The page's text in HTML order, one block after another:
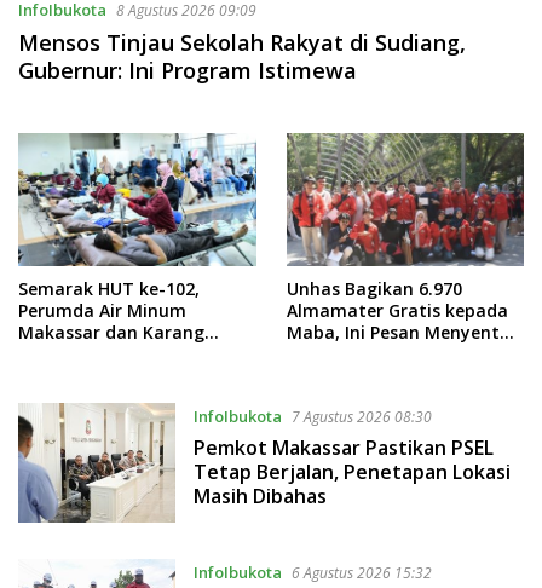
InfoIbukota 8 Agustus 2026 09:09
Mensos Tinjau Sekolah Rakyat di Sudiang,
Gubernur: Ini Program Istimewa
Semarak HUT ke-102,
Perumda Air Minum
Makassar dan Karang
Unhas Bagikan 6.970
Almamater Gratis kepada
Maba, Ini Pesan Menyentuh
InfoIbukota 7 Agustus 2026 08:30
Pemkot Makassar Pastikan PSEL
Tetap Berjalan, Penetapan Lokasi
Masih Dibahas
InfoIbukota 6 Agustus 2026 15:32